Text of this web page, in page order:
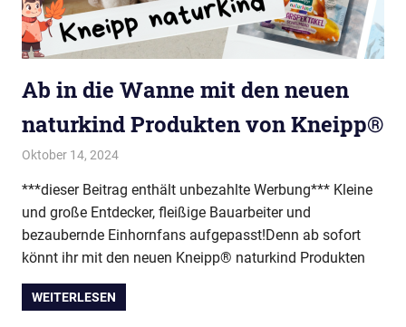
Ab in die Wanne mit den neuen
naturkind Produkten von Kneipp®
Oktober 14, 2024
***dieser Beitrag enthält unbezahlte Werbung*** Kleine
und große Entdecker, fleißige Bauarbeiter und
bezaubernde Einhornfans aufgepasst!Denn ab sofort
könnt ihr mit den neuen Kneipp® naturkind Produkten
WEITERLESEN